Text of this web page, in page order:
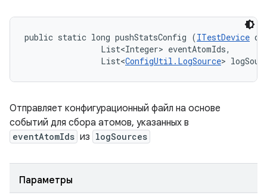
public static long pushStatsConfig (ITestDevice
                List<Integer> eventAtomIds,
                List<
ConfigUtil.LogSource>
Отправляет конфигурационный файл на основе
событий для сбора атомов, указанных в
eventAtomIds из logSources
Параметры